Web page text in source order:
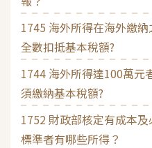
1745 海外所得在海外繳
全數扣抵基本稅額?
1744 海外所得達100萬元
須繳納基本稅額?
1752 財政部核定有成本
標準者有哪些所得？